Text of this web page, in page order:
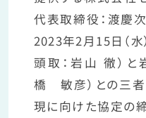
代表取締役：渡慶次
2023年2月15日（水
頭取：岩山 徹）と
橋 敏彦）との三者
現に向けた協定の